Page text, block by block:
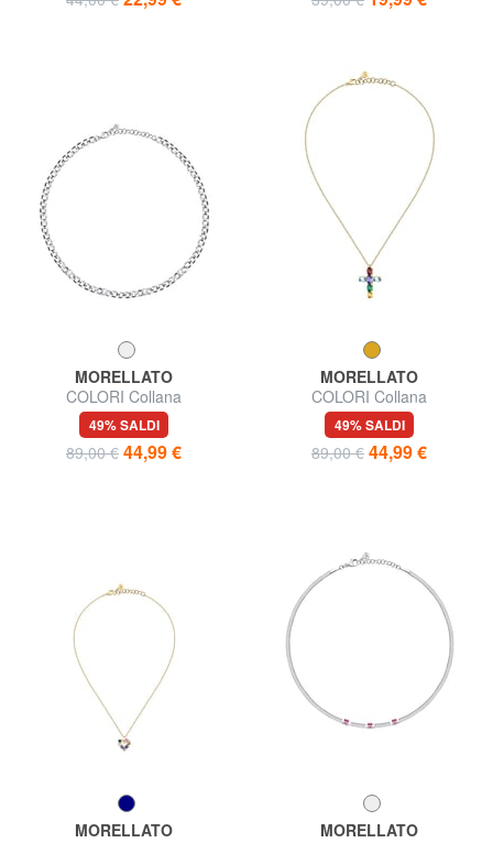
MORELLATO
COLORI Collana
49% SALDI
89,00 € 44,99 €
MORELLATO
COLORI Collana
49% SALDI
89,00 € 44,99 €
MORELLATO
MORELLATO